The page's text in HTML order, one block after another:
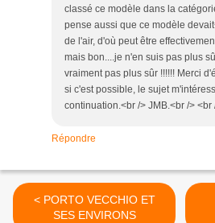
classé ce modèle dans la
pense aussi que ce modèle
de l'air, d'où peut être
mais bon....je n'en suis pas plus
vraiment pas plus sûr !!!!!! Merci
si c'est possible, le sujet
continuation.<br /> JMB.<br /> <br
Répondre
< PORTO VECCHIO ET
SES ENVIRONS